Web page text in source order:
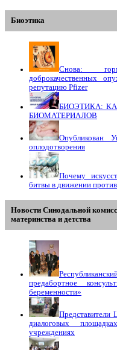
Биоэтика
Снова:
доброкачественных
репутацию Pfizer
БИОЭТИКА:
БИОМАТЕРИАЛОВ
Опубликован
оплодотворения
Почему
битвы в движении
Новости Синодальной
материнства и детства
предабортное
беременности»
Представители
диалоговых
учреждениях